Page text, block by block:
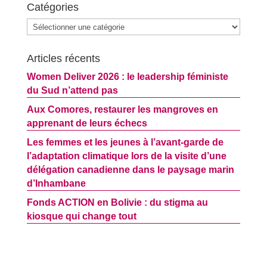
Catégories
Catégories
Articles récents
Women Deliver 2026 : le leadership féministe
du Sud n’attend pas
Aux Comores, restaurer les mangroves en
apprenant de leurs échecs
Les femmes et les jeunes à l’avant-garde de
l’adaptation climatique lors de la visite d’une
délégation canadienne dans le paysage marin
d’Inhambane
Fonds ACTION en Bolivie : du stigma au
kiosque qui change tout